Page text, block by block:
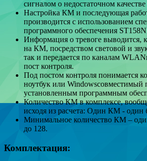
сигналом о недостаточном
Настройка КМ и последующая
производится с использованием
программного обеспечения
Информация о тревоге выводится,
на КМ, посредством световой и
так и передается по каналам
пост контроля.
Под постом контроля понимается
ноутбук или Windowsсовместимый
установленным программным
Количество КМ в комплексе,
исходя из расчета: Один КМ - один
Минимальное количество КМ –
до 128.
Комплектация: